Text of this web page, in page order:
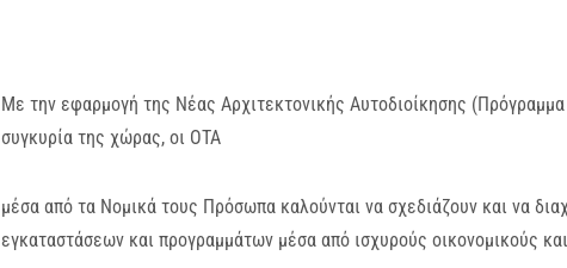
Με την εφαρμογή της Νέας Αρχιτεκτονικής Αυτοδιοίκησης
συγκυρία της χώρας, οι ΟΤΑ
μέσα από τα Νομικά τους Πρόσωπα καλούνται να σχεδιάζουν και να
εγκαταστάσεων και προγραμμάτων μέσα από ισχυρούς οικονομικούς